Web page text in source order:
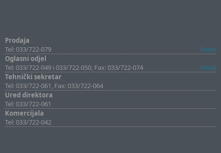
Prodaja
Tel: 033/722-079
Email
Oglasni odjel
Tel: 033/722-049 i 033/722-050, Fax: 033/722-074
Email
Tehnički sekretar
Tel: 033/722-061, Fax: 033/722-064
Ured direktora
Tel: 033/722-061
Komercijala
Tel: 033/722-042